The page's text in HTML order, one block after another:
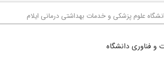
علوم پزشکی و خدمات بهداشتی درمانی ایلام
و فناوری دانشگاه